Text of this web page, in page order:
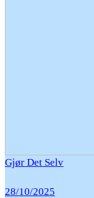
Gjør Det Selv
28/10/2025